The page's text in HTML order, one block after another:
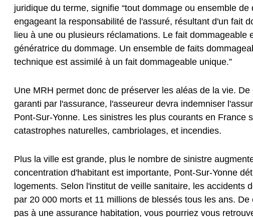
juridique du terme, signifie “tout dommage ou ensemble
engageant la responsabilité de l'assuré, résultant d'un fait
lieu à une ou plusieurs réclamations. Le fait dommageable
génératrice du dommage. Un ensemble de faits
technique est assimilé à un fait dommageable unique.”
Une MRH permet donc de préserver les aléas de la vie.
garanti par l'assurance, l'asseureur devra indemniser
Pont-Sur-Yonne. Les sinistres les plus courants en France
catastrophes naturelles, cambriolages, et incendies.
Plus la ville est grande, plus le nombre de sinistre
concentration d'habitant est importante, Pont-Sur-Yonne
logements. Selon l'institut de veille sanitaire, les accidents
par 20 000 morts et 11 millions de blessés tous les ans.
pas à une assurance habitation, vous pourriez vous